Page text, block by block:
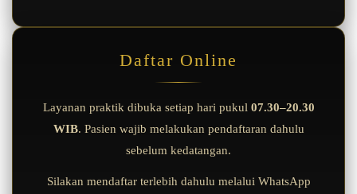
Daftar Online
Layanan praktik dibuka setiap hari pukul 07.30–20.30
WIB. Pasien wajib melakukan pendaftaran dahulu
sebelum kedatangan.
Silakan mendaftar terlebih dahulu melalui WhatsApp